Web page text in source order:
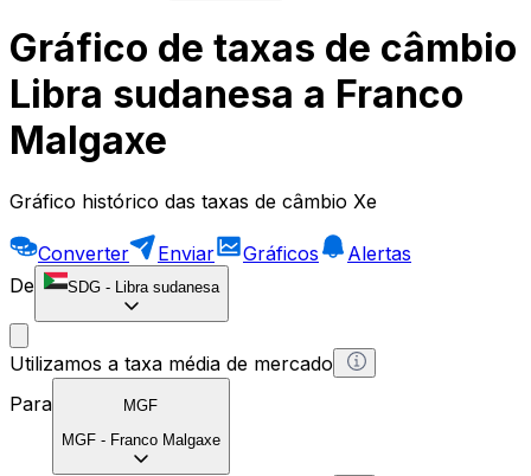
Gráfico de taxas de câmbio
Libra sudanesa a Franco
Malgaxe
Gráfico histórico das taxas de câmbio Xe
Converter Enviar Gráficos
Alertas
De
SDG - Libra sudanesa
Utilizamos a taxa média de mercado
Para
MGF
MGF - Franco Malgaxe